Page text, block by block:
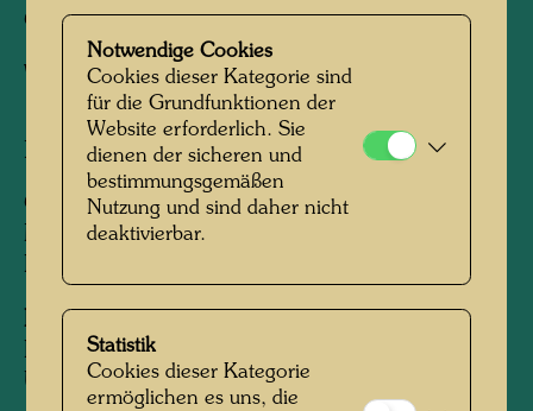
Collage,
Wandgestaltung
Neuseeland, 1996
Collage aus Farbkopien der Grafik 686 Good
Morning City und 686 Good Morning City -
Bleeding Town.
Information:
Dieser Entwurf für eine Wandgestaltung einer
U-Bahn-Station in Lissabon wurde realisiert.
Notwendige Cookies
Cookies dieser Kategorie sind
für die Grundfunktionen der
Website erforderlich. Sie
dienen der sicheren und
bestimmungsgemäßen
Nutzung und sind daher nicht
deaktivierbar.
Statistik
Cookies dieser Kategorie
ermöglichen es uns, die